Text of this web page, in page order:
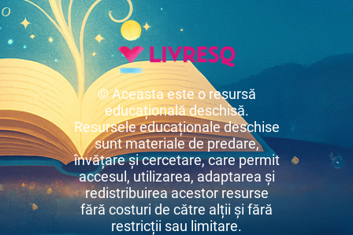
© Aceasta este o resursă
educațională deschisă.
Resursele educaționale deschise
sunt materiale de predare,
învățare și cercetare, care permit
accesul, utilizarea, adaptarea și
redistribuirea acestor resurse
fără costuri de către alții și fără
restricții sau limitare.